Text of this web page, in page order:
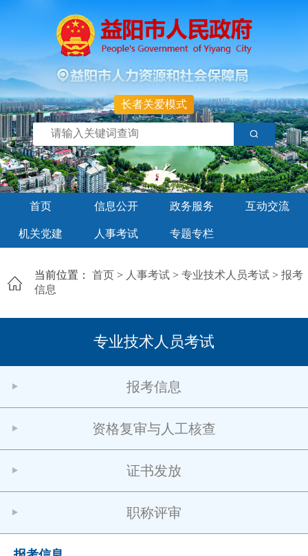
长者关爱模式
首页 信息公开 政务服务 互动交流
机关党建 人事考试 专题专栏
当前位置： 首页 > 人事考试 > 专业技术人员考试 > 报考
信息
专业技术人员考试
报考信息
资格复审与人工核查
证书发放
职称评审